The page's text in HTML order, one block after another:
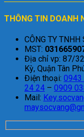
THÔNG TIN DOANH
CÔNG TY TNHH
MST:
Địa chỉ vp: 87/
Kỳ, Quận Tân
Điện thoại: 0943
24 24 – 0909
Mail: